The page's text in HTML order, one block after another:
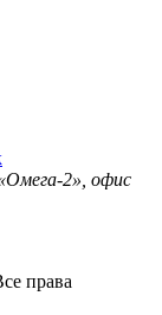
2», офис
права